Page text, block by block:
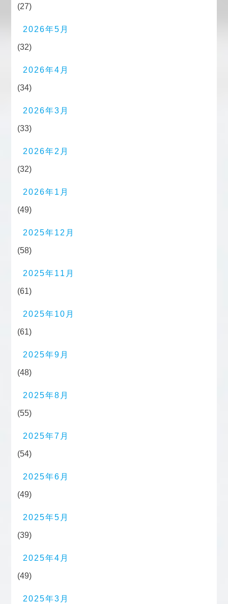
(27)
2026年5月
(32)
2026年4月
(34)
2026年3月
(33)
2026年2月
(32)
2026年1月
(49)
2025年12月
(58)
2025年11月
(61)
2025年10月
(61)
2025年9月
(48)
2025年8月
(55)
2025年7月
(54)
2025年6月
(49)
2025年5月
(39)
2025年4月
(49)
2025年3月